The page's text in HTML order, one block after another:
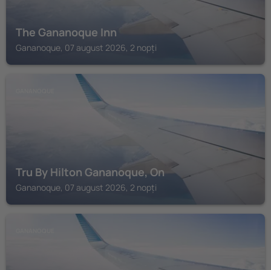
The Gananoque Inn
Gananoque, 07 august 2026, 2 nopți
Tru By Hilton Gananoque, On
Gananoque, 07 august 2026, 2 nopți